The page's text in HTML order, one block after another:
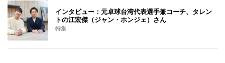
インタビュー：元卓球台湾代表選手兼コーチ、タレン
トの江宏傑（ジャン・ホンジェ）さん
特集